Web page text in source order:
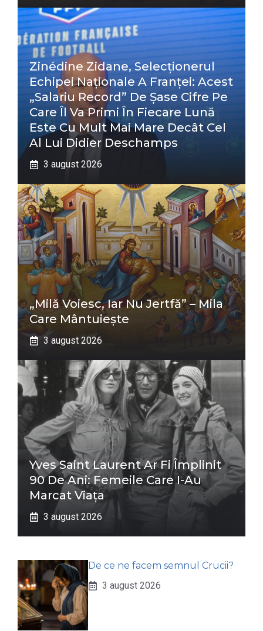
Zinédine Zidane, Selecționerul
Echipei Naționale A Franței: Acest
„salariu Record” De Șase Cifre Pe
Care Îl Va Primi În Fiecare Lună
Este Cu Mult Mai Mare Decât Cel
Al Lui Didier Deschamps
3 august 2026
„Milă Voiesc, Iar Nu Jertfă” – Mila
Care Mântuiește
3 august 2026
Yves Saint Laurent Ar Fi Împlinit
90 De Ani: Femeile Care I-Au
Marcat Viața
3 august 2026
De ce ne facem semnul Crucii?
3 august 2026